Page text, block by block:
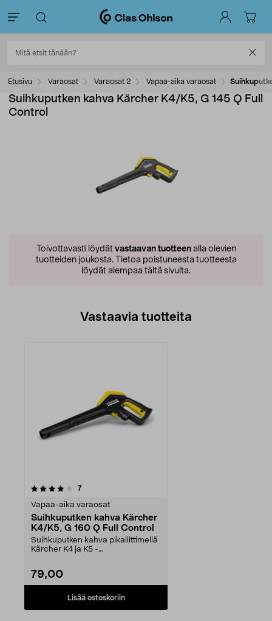
Etusivu Varaosat Varaosat 2 Vapaa-aika varaosat
Suihkuputken kahva Kärcher K4/K5, G 145 Q Full
Control
Toivottavasti löydät vastaavan tuotteenalla olevien
tuotteiden joukosta. Tietoa poistuneesta tuotteesta
löydät alempaa tältä sivulta.
Vastaavia tuotteita
7arvostelut
Vapaa-aika varaosat
Suihkuputken kahva Kärcher
K4/K5, G 160 Q Full Control
Suihkuputken kahva pikaliittimellä
Kärcher K4 ja K5 -
79,00
Lisää ostoskoriin